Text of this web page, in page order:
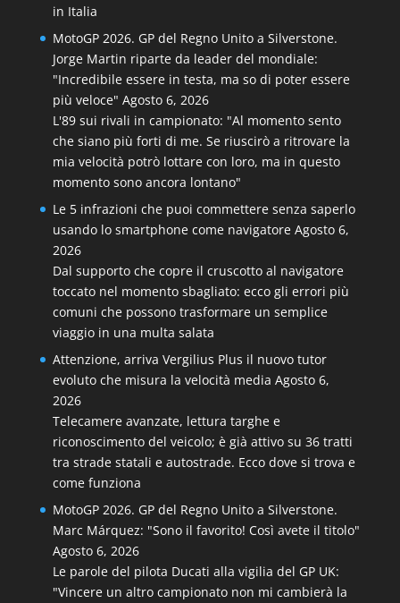
in Italia
MotoGP 2026. GP del Regno Unito a Silverstone.
Jorge Martin riparte da leader del mondiale:
"Incredibile essere in testa, ma so di poter essere
più veloce" Agosto 6, 2026
L'89 sui rivali in campionato: "Al momento sento
che siano più forti di me. Se riuscirò a ritrovare la
mia velocità potrò lottare con loro, ma in questo
momento sono ancora lontano"
Le 5 infrazioni che puoi commettere senza saperlo
usando lo smartphone come navigatore Agosto 6,
2026
Dal supporto che copre il cruscotto al navigatore
toccato nel momento sbagliato: ecco gli errori più
comuni che possono trasformare un semplice
viaggio in una multa salata
Attenzione, arriva Vergilius Plus il nuovo tutor
evoluto che misura la velocità media Agosto 6,
2026
Telecamere avanzate, lettura targhe e
riconoscimento del veicolo; è già attivo su 36 tratti
tra strade statali e autostrade. Ecco dove si trova e
come funziona
MotoGP 2026. GP del Regno Unito a Silverstone.
Marc Márquez: "Sono il favorito! Così avete il titolo"
Agosto 6, 2026
Le parole del pilota Ducati alla vigilia del GP UK:
"Vincere un altro campionato non mi cambierà la